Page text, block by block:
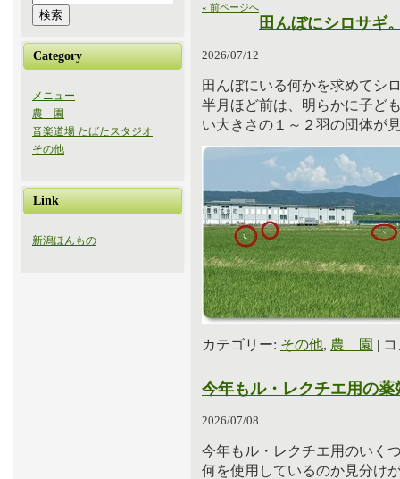
Category
メニュー
農 園
音楽道場 たばたスタジオ
その他
Link
新潟ほんもの
« 前ページへ
田んぼにシロサギ
2026/07/12
田んぼにいる何かを求めてシ
半月ほど前は、明らかに子ど
い大きさの１～２羽の団体が
カテゴリー: その他, 農 園 |
今年もル・レクチエ用の薬
2026/07/08
今年もル・レクチエ用のいく
何を使用しているのか見分け